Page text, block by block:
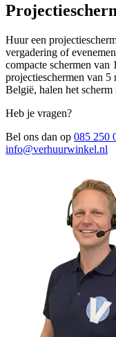
Huur een
vergadering of
compacte schermen van
projectieschermen van 5
België, halen het
Heb je vragen?
Bel ons dan op 085 250
info@verhuurwinkel.nl